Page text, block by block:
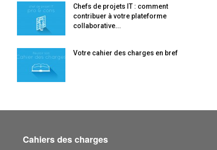
Chefs de projets IT : comment
contribuer à votre plateforme
collaborative...
Votre cahier des charges en bref
Cahiers des charges